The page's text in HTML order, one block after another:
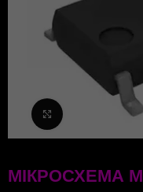
Клацніть, щоб
МІКРОСХЕМА